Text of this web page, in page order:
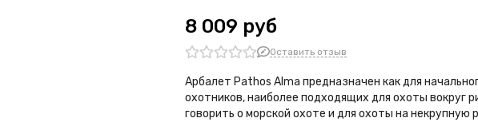
8 009 руб
Оставить отзыв
Арбалет Pathos Alma предназначен как для
охотников, наиболее подходящих для охоты вокруг
говорить о морской охоте и для охоты на некрупную